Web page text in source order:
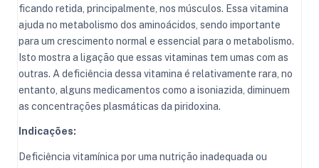
ficando retida, principalmente, nos músculos. Essa vitamina
ajuda no metabolismo dos aminoácidos, sendo importante
para um crescimento normal e essencial para o metabolismo.
Isto mostra a ligação que essas vitaminas tem umas com as
outras. A deficiência dessa vitamina é relativamente rara, no
entanto, alguns medicamentos como a isoniazida, diminuem
as concentrações plasmáticas da piridoxina.
Indicações:
Deficiência vitamínica por uma nutrição inadequada ou